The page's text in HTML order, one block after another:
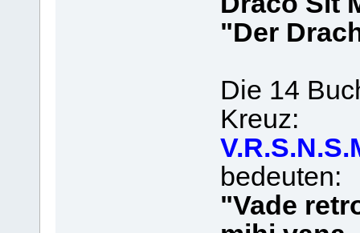
"Der
Die 14
Kreuz:
bedeuten:
"Vade